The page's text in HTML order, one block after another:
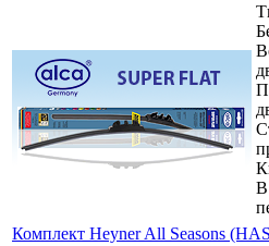
В
Комплект Heyner All Seasons